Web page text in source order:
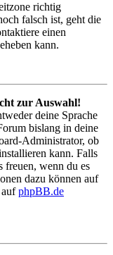
richtig
falsch ist, geht die
einen
kann.
zur Auswahl!
deine Sprache
bislang in deine
Administrator, ob
kann. Falls
freuen, wenn du es
dazu können auf
aufphpBB.de